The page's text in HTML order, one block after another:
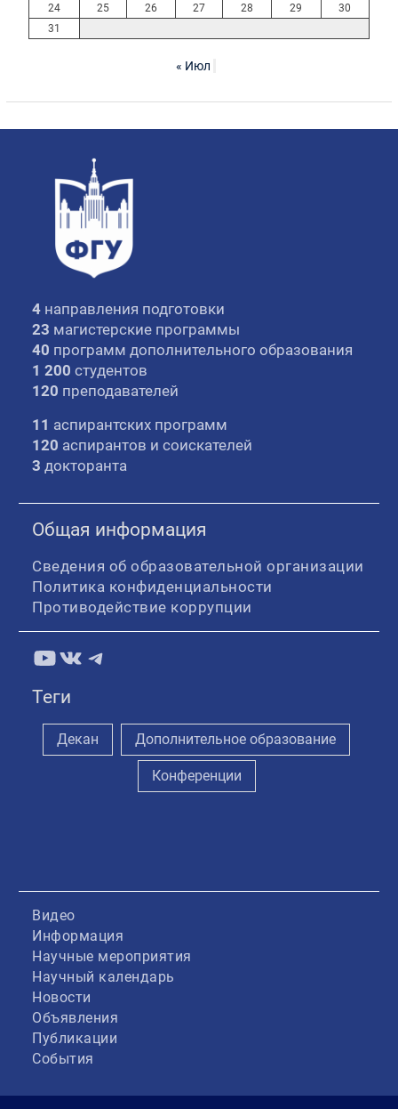
24
25 26 27 28 29
30
31
« Июл
4 направления подготовки
23 магистерские программы
40 программ дополнительного образования
1 200 студентов
120 преподавателей
11 аспирантских программ
120 аспирантов и соискателей
3 докторанта
Общая информация
Сведения об образовательной организации
Политика конфиденциальности
Противодействие коррупции
YouTube
ВКонтакте
Telegram
Теги
Декан Дополнительное образование
Конференции
Видео
Информация
Научные мероприятия
Научный календарь
Новости
Объявления
Публикации
События